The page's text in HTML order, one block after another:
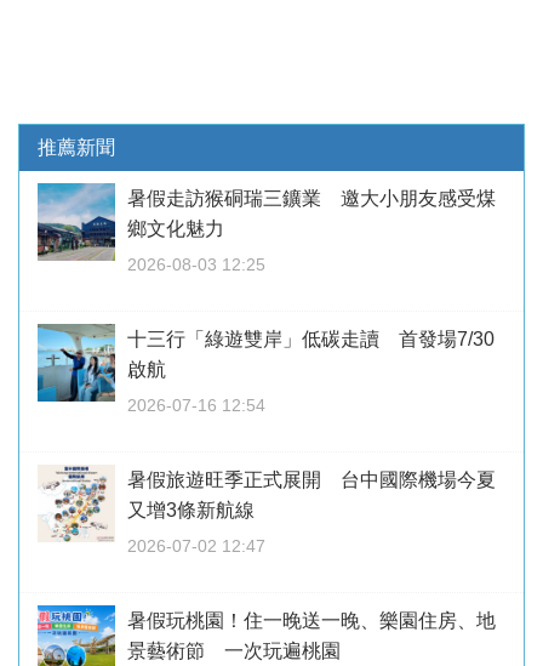
推薦新聞
暑假走訪猴硐瑞三鑛業 邀大小朋友感受煤
鄉文化魅力
2026-08-03 12:25
十三行「綠遊雙岸」低碳走讀 首發場7/30
啟航
2026-07-16 12:54
暑假旅遊旺季正式展開 台中國際機場今夏
又增3條新航線
2026-07-02 12:47
暑假玩桃園！住一晚送一晚、樂園住房、地
景藝術節 一次玩遍桃園